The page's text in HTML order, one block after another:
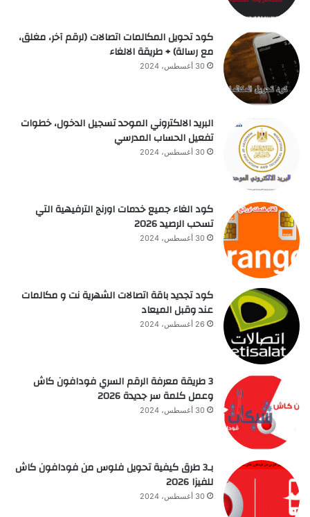
كود تحويل المكالمات اتصالات (لرقم آخر، مغلق،
مع رسالة) + طريقة الالغاء
30 أغسطس، 2024
البريد الالكتروني الموحد تسجيل الدخول، خطوات
تفعيل الحساب المدرسي
30 أغسطس، 2024
كود الغاء جميع خدمات اورنج الترفيهية التي
تسحب الرصيد 2026
30 أغسطس، 2024
كود تجديد باقة اتصالات الشهرية نت و مكالمات
عند وقبل الميعاد
26 أغسطس، 2024
3 طريقة معرفة الرقم السري فودافون كاش
وعمل كلمة سر جديدة 2026
30 أغسطس، 2024
بـ3 طرق كيفية تحويل فلوس من فودافون كاش
للفيزا 2026
30 أغسطس، 2024